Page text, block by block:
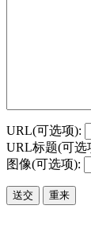
URL(可选项):
URL标题(可选
图像(可选项):